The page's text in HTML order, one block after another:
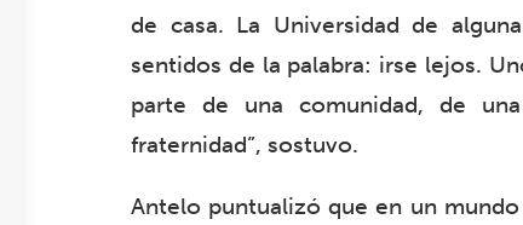
de casa. La Universidad de
sentidos de la palabra: irse lejos.
parte de una comunidad, de
fraternidad”, sostuvo.
Antelo puntualizó que en un